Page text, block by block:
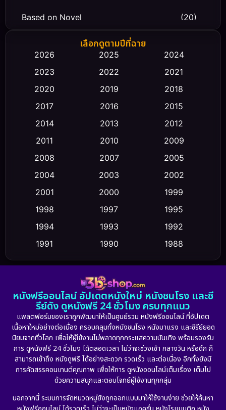
Based on Novel (20)
Biography ชีวิตจริง
Classic หนังคลาสสิก (23)
Comedy ตลก (475)
Conspiracy
Crime อาชญากรรม (355)
Culture (23)
Dance เต้น
Detective สืบสวน (5)
Detective สืบสวน (56)
Disaster (10)
Disney+ (24)
เลือกดูตามปีที่ฉาย
2026 2025
2024
2023
2022
2021
2020
2019
2018
2017
2016
2015
2014
2013
2012
2011
2010
2009
2008
2007
2005
2004
2003
2002
2001
2000
1999
1998
1997
1995
1994
1993
1992
1991
1990
1988
1986
1985
1983
1981
1974
1971 1962
หนังฟรีออนไลน์ อัปเดตหนังใหม่ หนังชนโรง และซี
รีย์ดัง ดูหนังฟรี 24 ชั่วโมง ครบทุกแนว
แพลตฟอร์มของเราถูกพัฒนาให้เป็นศูนย์รวม หนังฟรีออนไลน์ ที่อัปเดต
เนื้อหาใหม่อย่างต่อเนื่อง ครอบคลุมทั้งหนังชนโรง หนังมาแรง และซีรีย์ยอด
นิยมจากทั่วโลก เพื่อให้ผู้ใช้งานไม่พลาดทุกกระแสความบันเทิง พร้อมรองรับ
การ ดูหนังฟรี 24 ชั่วโมง ได้ตลอดเวลา ไม่ว่าจะช่วงเช้า กลางวัน หรือดึก ก็
สามารถเข้าถึง หนังดูฟรี ได้อย่างสะดวก รวดเร็ว และต่อเนื่อง อีกทั้งยังมี
การคัดสรรคอนเทนต์คุณภาพ เพื่อให้การ ดูหนังออนไลน์เต็มเรื่อง เต็มไป
ด้วยความสนุกและตอบโจทย์ผู้ใช้งานทุกกลุ่ม
นอกจากนี้ ระบบการจัดหมวดหมู่ยังถูกออกแบบมาให้ใช้งานง่าย ช่วยให้ค้นหา